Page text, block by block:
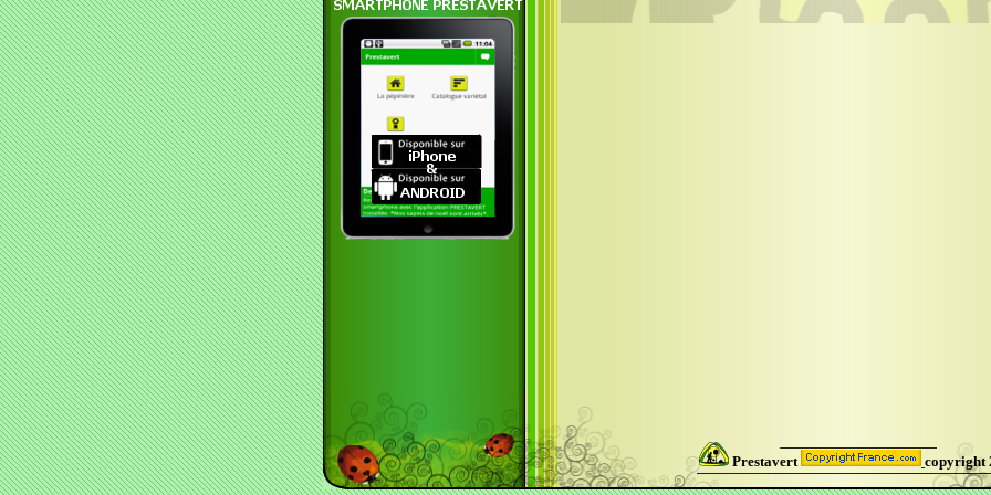
Prestavert copyright